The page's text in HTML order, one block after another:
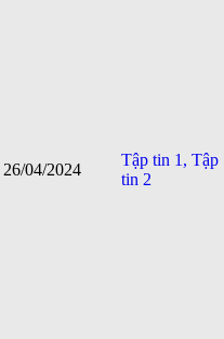
26/04/2024
Tập tin 1, Tập
tin 2